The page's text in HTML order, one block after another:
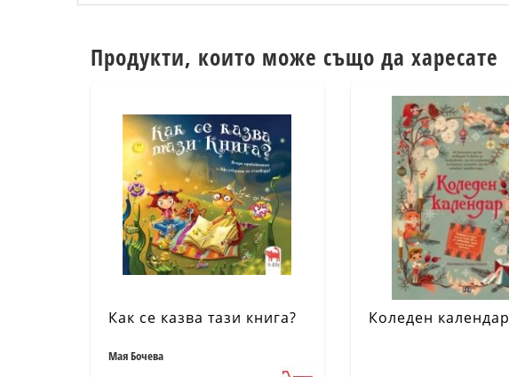
Продукти, които може също да харесате
Как се казва тази книга?
Мая Бочева
Коледен календар